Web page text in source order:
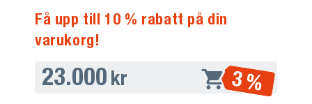
Få upp till 10 % rabatt på din
varukorg!
23.000 kr 3 %